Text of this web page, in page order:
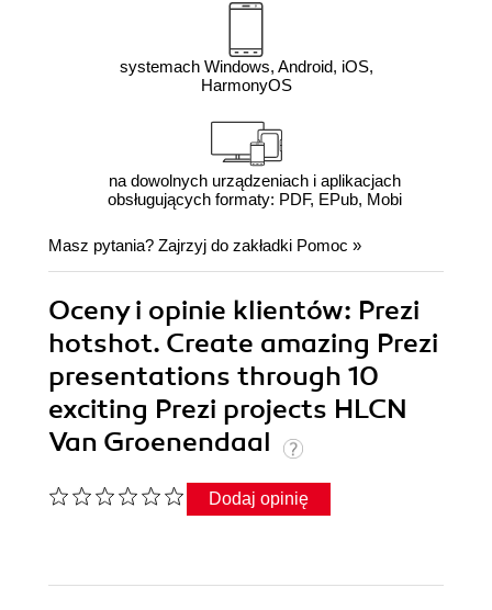
systemach Windows, Android, iOS,
HarmonyOS
na dowolnych urządzeniach i aplikacjach
obsługujących formaty: PDF, EPub, Mobi
Masz pytania? Zajrzyj do zakładki Pomoc »
Oceny i opinie klientów: Prezi
hotshot. Create amazing Prezi
presentations through 10
exciting Prezi projects HLCN
Van Groenendaal
Dodaj opinię